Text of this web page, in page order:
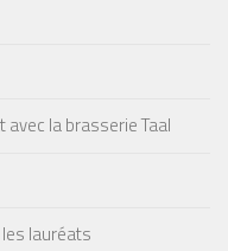
avec la brasserie Taal
lauréats